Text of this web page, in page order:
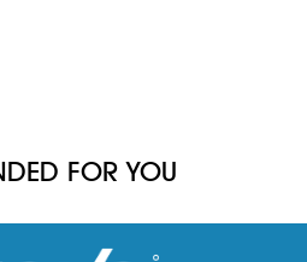
FOR YOU